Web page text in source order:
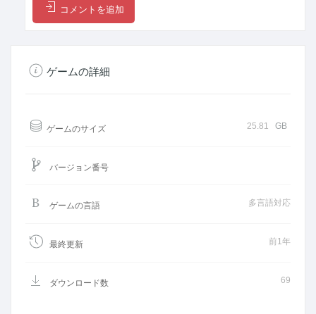
コメントを追加
ゲームの詳細
ゲームのサイズ 25.81 GB
バージョン番号
ゲームの言語 多言語対応
最終更新 前1年
ダウンロード数 69